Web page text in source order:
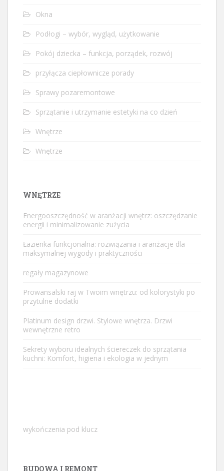
Okna
Podłogi – wybór, wygląd, użytkowanie
Pokój dziecka – funkcja, porządek, rozwój
przyłącza ciepłownicze porady
Sprawy pozaremontowe
Sprzątanie i utrzymanie estetyki na co dzień
Wnętrze
Wnętrze
WNĘTRZE
Energooszczędność w aranżacji wnętrz: oszczędzanie
energii i minimalizowanie zużycia
Łazienka funkcjonalna: rozwiązania i aranżacje dla
maksymalnej wygody i praktyczności
regały magazynowe
Prowansalski raj w Twoim wnętrzu: od kolorystyki po
przytulne dodatki
Platinum design drzwi. Stylowe wnętrza. Drzwi
wewnętrzne retro
Sekrety wyboru idealnych ściereczek do sprzątania
kuchni: Komfort, higiena i ekologia w jednym
wykończenia pod klucz
BUDOWA I REMONT